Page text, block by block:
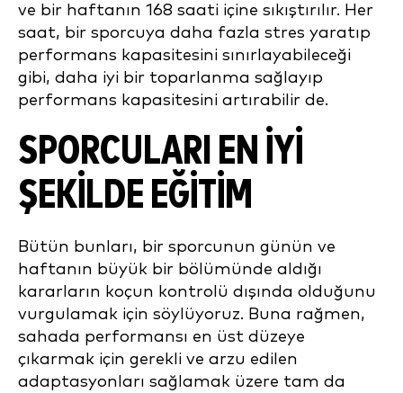
ve bir haftanın 168 saati içine sıkıştırılır. Her
saat, bir sporcuya daha fazla stres yaratıp
performans kapasitesini sınırlayabileceği
gibi, daha iyi bir toparlanma sağlayıp
performans kapasitesini artırabilir de.
SPORCULARI EN İYİ
ŞEKİLDE EĞİTİM
Bütün bunları, bir sporcunun günün ve
haftanın büyük bir bölümünde aldığı
kararların koçun kontrolü dışında olduğunu
vurgulamak için söylüyoruz. Buna rağmen,
sahada performansı en üst düzeye
çıkarmak için gerekli ve arzu edilen
adaptasyonları sağlamak üzere tam da